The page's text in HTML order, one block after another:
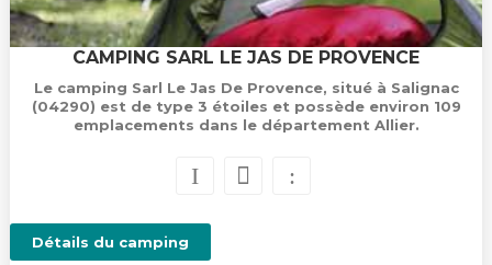
CAMPING SARL LE JAS DE PROVENCE
Le camping Sarl Le Jas De Provence, situé à Salignac
(04290) est de type 3 étoiles et possède environ 109
emplacements dans le département Allier.
Détails du camping